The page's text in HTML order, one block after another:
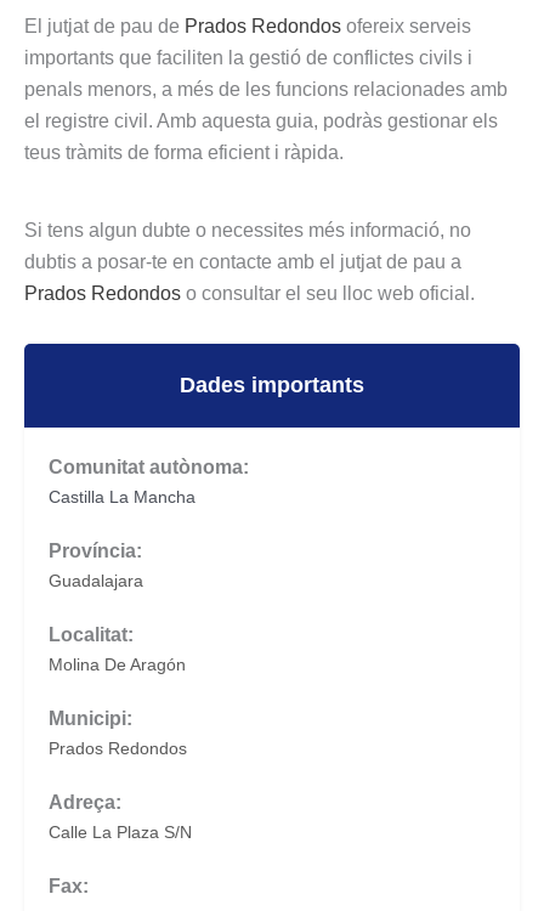
Dades importants
Comunitat autònoma:
Castilla La Mancha
Província:
Guadalajara
Localitat:
Molina De Aragón
Municipi:
Prados Redondos
Adreça:
Calle La Plaza S/N
Fax:
El jutjat de pau de Prados Redondos ofereix serveis
importants que faciliten la gestió de conflictes civils i
penals menors, a més de les funcions relacionades amb
el registre civil. Amb aquesta guia, podràs gestionar els
teus tràmits de forma eficient i ràpida.
Si tens algun dubte o necessites més informació, no
dubtis a posar-te en contacte amb el jutjat de pau a
Prados Redondos o consultar el seu lloc web oficial.